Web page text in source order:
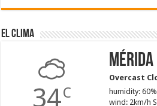
El Clima
34C
Mérida
Overcast
humidity: 60%
wind: 2km/h